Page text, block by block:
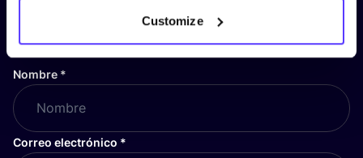
Customize
¡Suscríbete a nuestro boletín
y mantente informado!
Nombre *
Correo electrónico *